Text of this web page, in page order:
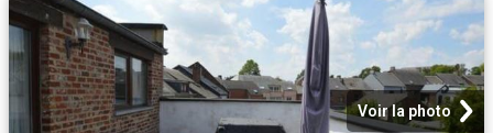
Voir la photo